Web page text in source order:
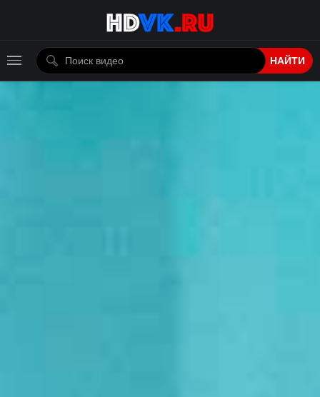
НАЙТИ